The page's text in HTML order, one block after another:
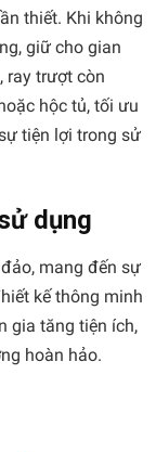
thiết. Khi không
giữ cho gian
ray trượt còn
hộc tủ, tối ưu
tiện lợi trong sử
dụng
mang đến sự
kế thông minh
gia tăng tiện ích,
hoàn hảo.